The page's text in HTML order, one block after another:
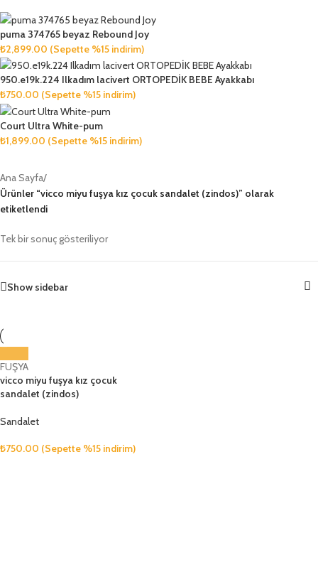
puma 374765 beyaz Rebound Joy
₺2,899.00 (Sepette %15 indirim)
950.e19k.224 Ilkadım lacivert ORTOPEDİK BEBE Ayakkabı
₺750.00 (Sepette %15 indirim)
Court Ultra White-pum
₺1,899.00 (Sepette %15 indirim)
Ana Sayfa/
Ürünler “vicco miyu fuşya kız çocuk sandalet (zindos)” olarak
etiketlendi
Tek bir sonuç gösteriliyor
Show sidebar
FUŞYA
vicco miyu fuşya kız çocuk
sandalet (zindos)
Sandalet
₺750.00 (Sepette %15 indirim)